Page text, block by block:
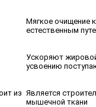
Мягкое очищение
естественным
Ускоряют
усвоению
из Является
мышечной ткани